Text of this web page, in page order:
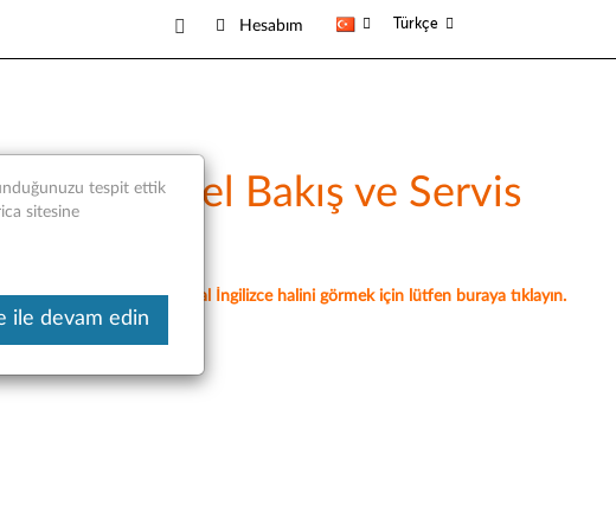
Hesabım Türkçe
- Genel Bakış ve Servis
bir makaledir, orijinal İngilizce halini görmek için lütfen buraya tıklayın.
tespit ettik
sitesine
ile devam edin